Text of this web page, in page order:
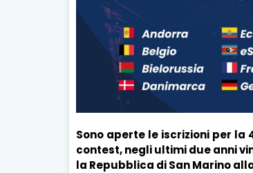
Sono aperte le iscrizioni per la
contest, negli ultimi due anni
la Repubblica di San Marino